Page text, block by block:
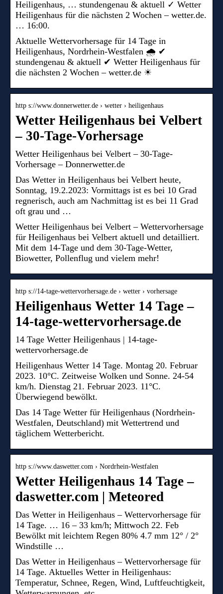
Heiligenhaus, … stundengenau & aktuell ✓ Wetter
Heiligenhaus für die nächsten 2 Wochen – wetter.de.
… 16:00.
Aktuelle Wettervorhersage für 14 Tage in
Heiligenhaus, Nordrhein-Westfalen 🌧️ ✔
stundengenau & aktuell ✔ Wetter Heiligenhaus für
die nächsten 2 Wochen – wetter.de ☀
http s://www.donnerwetter.de › wetter › heiligenhaus
Wetter Heiligenhaus bei Velbert
– 30-Tage-Vorhersage
Wetter Heiligenhaus bei Velbert – 30-Tage-
Vorhersage – Donnerwetter.de
Das Wetter in Heiligenhaus bei Velbert heute,
Sonntag, 19.2.2023: Vormittags ist es bei 10 Grad
regnerisch, auch am Nachmittag ist es bei 11 Grad
oft grau und …
Wetter Heiligenhaus bei Velbert – Wettervorhersage
für Heiligenhaus bei Velbert aktuell und detailliert.
Mit dem 14-Tage und dem 30-Tage-Wetter,
Biowetter, Pollenflug und vielem mehr!
http s://14-tage-wettervorhersage.de › wetter › vorhersage
Heiligenhaus Wetter 14 Tage –
14-tage-wettervorhersage.de
14 Tage Wetter Heiligenhaus | 14-tage-
wettervorhersage.de
Heiligenhaus Wetter 14 Tage. Montag 20. Februar
2023. 10°C. Zeitweise Wolken und Sonne. 24-54
km/h. Dienstag 21. Februar 2023. 11°C.
Überwiegend bewölkt.
Das 14 Tage Wetter für Heiligenhaus (Nordrhein-
Westfalen, Deutschland) mit Wettertrend und
täglichem Wetterbericht.
http s://www.daswetter.com › Nordrhein-Westfalen
Wetter Heiligenhaus 14 Tage –
daswetter.com | Meteored
Das Wetter in Heiligenhaus – Wettervorhersage für
14 Tage. … 16 – 33 km/h; Mittwoch 22. Feb
Bewölkt mit leichtem Regen 80% 4.7 mm 12° / 2°
Windstille …
Das Wetter in Heiligenhaus – Wettervorhersage für
14 Tage. Aktuelles Wetter in Heiligenhaus:
Temperatur, Schnee, Regen, Wind, Luftfeuchtigkeit,